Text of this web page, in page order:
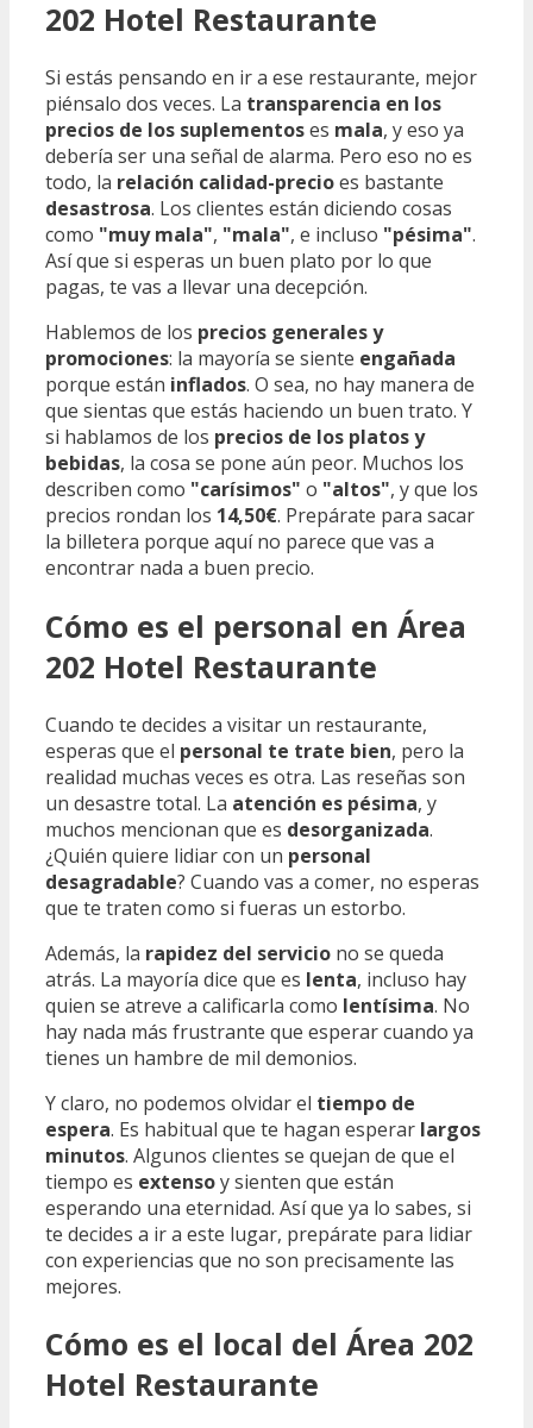
202 Hotel Restaurante
Si estás pensando en ir a ese restaurante, mejor
piénsalo dos veces. La transparencia en los
precios de los suplementoses mala, y eso ya
debería ser una señal de alarma. Pero eso no es
todo, la relación calidad-precioes bastante
desastrosa. Los clientes están diciendo cosas
como "muy mala", "mala", e incluso "pésima".
Así que si esperas un buen plato por lo que
pagas, te vas a llevar una decepción.
Hablemos de los precios generales y
promociones: la mayoría se siente engañada
porque están inflados. O sea, no hay manera de
que sientas que estás haciendo un buen trato. Y
si hablamos de los precios de los platos y
bebidas, la cosa se pone aún peor. Muchos los
describen como "carísimos" o "altos", y que los
precios rondan los 14,50€. Prepárate para sacar
la billetera porque aquí no parece que vas a
encontrar nada a buen precio.
Cómo es el personal en Área
202 Hotel Restaurante
Cuando te decides a visitar un restaurante,
esperas que el personal te trate bien, pero la
realidad muchas veces es otra. Las reseñas son
un desastre total. La atención es pésima, y
muchos mencionan que es desorganizada.
¿Quién quiere lidiar con un personal
desagradable? Cuando vas a comer, no esperas
que te traten como si fueras un estorbo.
Además, la rapidez del servicio no se queda
atrás. La mayoría dice que es lenta, incluso hay
quien se atreve a calificarla como lentísima. No
hay nada más frustrante que esperar cuando ya
tienes un hambre de mil demonios.
Y claro, no podemos olvidar el tiempo de
espera. Es habitual que te hagan esperar largos
minutos. Algunos clientes se quejan de que el
tiempo es extensoy sienten que están
esperando una eternidad. Así que ya lo sabes, si
te decides a ir a este lugar, prepárate para lidiar
con experiencias que no son precisamente las
mejores.
Cómo es el local del Área 202
Hotel Restaurante